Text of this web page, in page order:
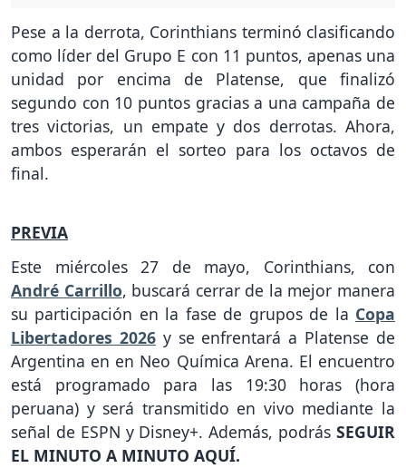
Pese a la derrota, Corinthians terminó clasificando
como líder del Grupo E con 11 puntos, apenas una
unidad por encima de Platense, que finalizó
segundo con 10 puntos gracias a una campaña de
tres victorias, un empate y dos derrotas. Ahora,
ambos esperarán el sorteo para los octavos de
final.
PREVIA
Este miércoles 27 de mayo, Corinthians, con
André Carrillo, buscará cerrar de la mejor manera
su participación en la fase de grupos de la Copa
Libertadores 2026y se enfrentará a Platense de
Argentina en en Neo Química Arena. El encuentro
está programado para las 19:30 horas (hora
peruana) y será transmitido en vivo mediante la
señal de ESPN y Disney+. Además, podrás SEGUIR
EL MINUTO A MINUTO AQUÍ.